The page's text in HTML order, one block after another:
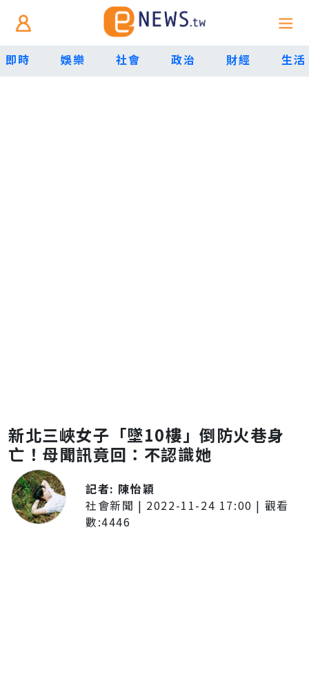
即時 娛樂 社會 政治 財經 生活
新北三峽女子「墜10樓」倒防火巷身
亡！母聞訊竟回：不認識她
記者: 陳怡穎
社會新聞 | 2022-11-24 17:00 | 觀看
數:4446